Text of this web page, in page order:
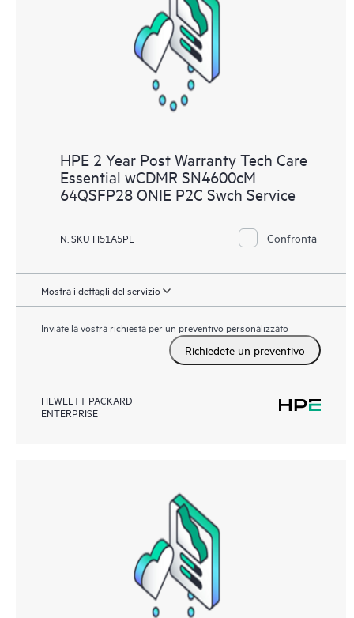
le modalità di interazione reciproca di tali prodotti. Con i nuovi
tool self-service i clienti possono eseguire determinate attività
senza dover aprire una richiesta di supporto, nonché accedere
a un portale di risorse didattiche selezionate. Attraverso il
servizio HPE Tech Care, è possibile accedere a risorse HPE utili
per promuovere l’eccellenza operativa e l’ottimizzazione delle
HPE 2 Year Post Warranty Tech Care
Essential wCDMR SN4600cM
64QSFP28 ONIE P2C Swch Service
N. SKU H51A5PE Confronta
Mostra i dettagli del servizio
Inviate la vostra richiesta per un preventivo personalizzato
Richiedete un preventivo
HEWLETT PACKARD
ENTERPRISE